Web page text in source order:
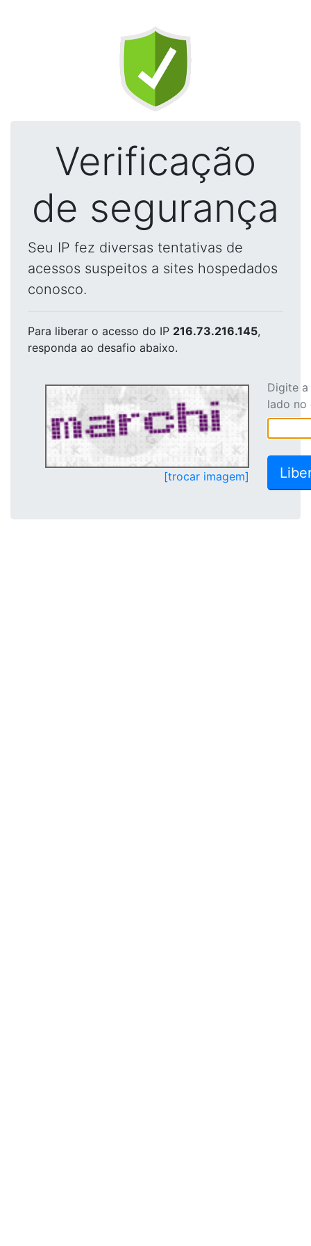
Verificação
de segurança
Seu IP fez diversas tentativas de
acessos suspeitos a sites hospedados
conosco.
Para liberar o acesso do IP 216.73.216.145,
responda ao desafio abaixo.
[trocar imagem]
Digite
lado no